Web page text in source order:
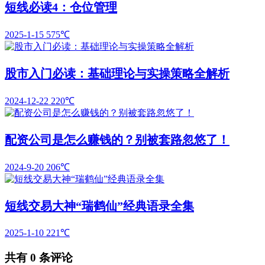
短线必读4：仓位管理
2025-1-15 575℃
股市入门必读：基础理论与实操策略全解析
2024-12-22 220℃
配资公司是怎么赚钱的？别被套路忽悠了！
2024-9-20 206℃
短线交易大神“瑞鹤仙”经典语录全集
2025-1-10 221℃
共有 0 条评论